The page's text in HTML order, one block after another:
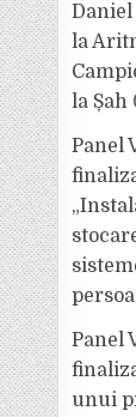
Daniel
la
la Șah
Panel
Panel
unui